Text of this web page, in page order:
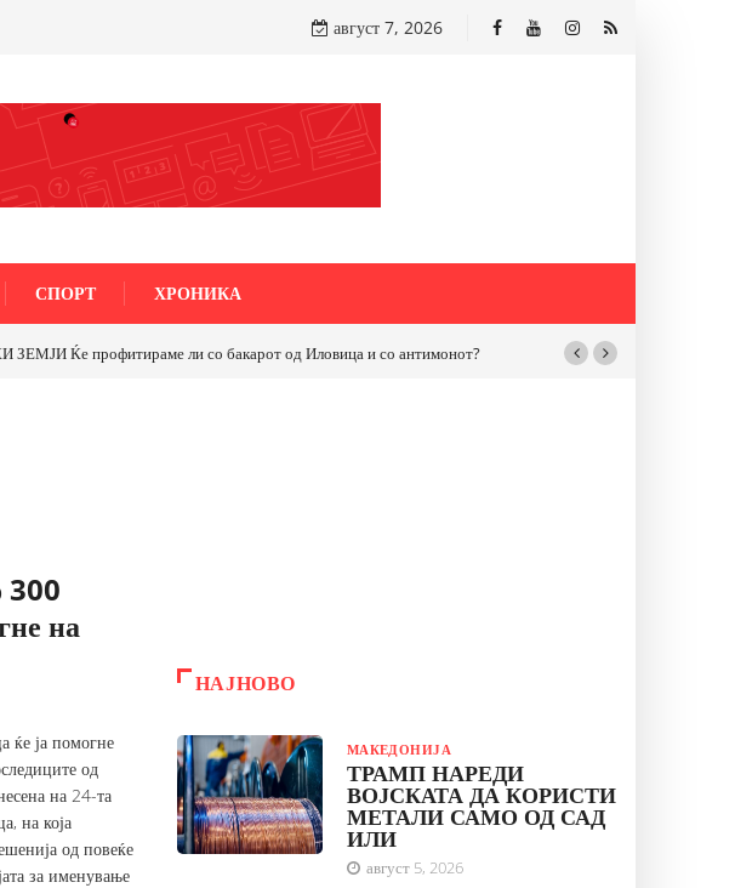
август 7, 2026
СПОРТ ХРОНИКА
профитираме ли со бакарот од Иловица и со антимонот?
300
на
ќе ја помогне
од
на 24-та
на која
од повеќе
за именување
НАЈНОВО
МАКЕДОНИЈА
ТРАМП НАРЕДИ
ВОЈСКАТА ДА КОРИСТИ
МЕТАЛИ САМО ОД САД
ИЛИ
август 5, 2026